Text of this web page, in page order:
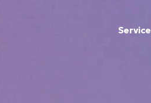
Service